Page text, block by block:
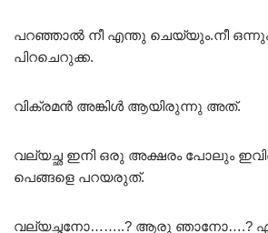
പറഞ്ഞാൽ നീ എന്തു ചെയ്യും.നീ
പിറചെറുക്ക.
വിക്രമൻ അങ്കിൾ ആയിരുന്നു അത്.
വല്യച്ഛ ഇനി ഒരു അക്ഷരം പോലും
പെങ്ങളെ പറയരുത്.
വല്യച്ഛനോ……..? ആരു ഞാനോ….?